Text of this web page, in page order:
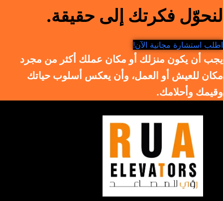
لنحوّل فكرتك إلى حقيقة.
اطلب استشارة مجانية الآن!
يجب أن يكون منزلك أو مكان عملك أكثر من مجرد
مكان للعيش أو العمل، وأن يعكس أسلوب حياتك
وقيمك وأحلامك.